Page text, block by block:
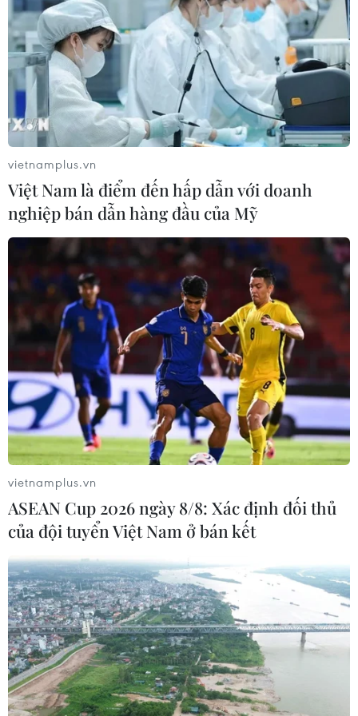
(TTXVN/Vietnam+)
#COVID-19 #Jordan #Cấm nhập cảnh
#Tử vong
#Đóng cửa biên giới
#Iran Jordan
Theo dõi VietnamPlus
TIN LIÊN QUAN
vietnamplus.vn
Việt Nam là điểm đến hấp dẫn với doanh
nghiệp bán dẫn hàng đầu của Mỹ
vietnamplus.vn
ASEAN Cup 2026 ngày 8/8: Xác định đối thủ
của đội tuyển Việt Nam ở bán kết